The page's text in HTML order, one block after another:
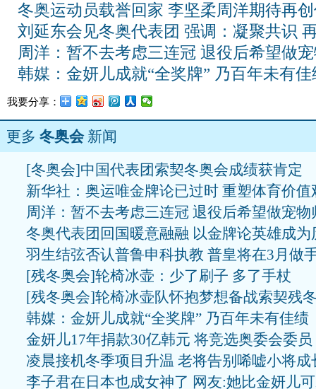
冬奥运动员载誉回家 李坚柔周洋期待再
刘延东会见冬奥代表团 强调：凝聚共识
周洋：暂不去考虑三连冠 退役后希望做
韩媒：金妍儿成就“全奖牌” 乃百年未有佳
我要分享：
更多 冬奥会新闻
[冬奥会]中国代表团索契冬奥会成绩获肯定
新华社：奥运唯金牌论已过时 重塑体育价值
周洋：暂不去考虑三连冠 退役后希望做宠物
冬奥代表团回国暖意融融 以金牌论英雄成为
羽生结弦否认普鲁申科执教 普皇将在3月做
[残冬奥会]轮椅冰壶：少了刷子 多了手杖
[残冬奥会]轮椅冰壶队怀抱梦想备战索契残
韩媒：金妍儿成就“全奖牌” 乃百年未有佳绩
金妍儿17年捐款30亿韩元 将竞选奥委会委员
凌晨接机冬季项目升温 老将告别唏嘘小将成
李子君在日本也成女神了 网友:她比金妍儿